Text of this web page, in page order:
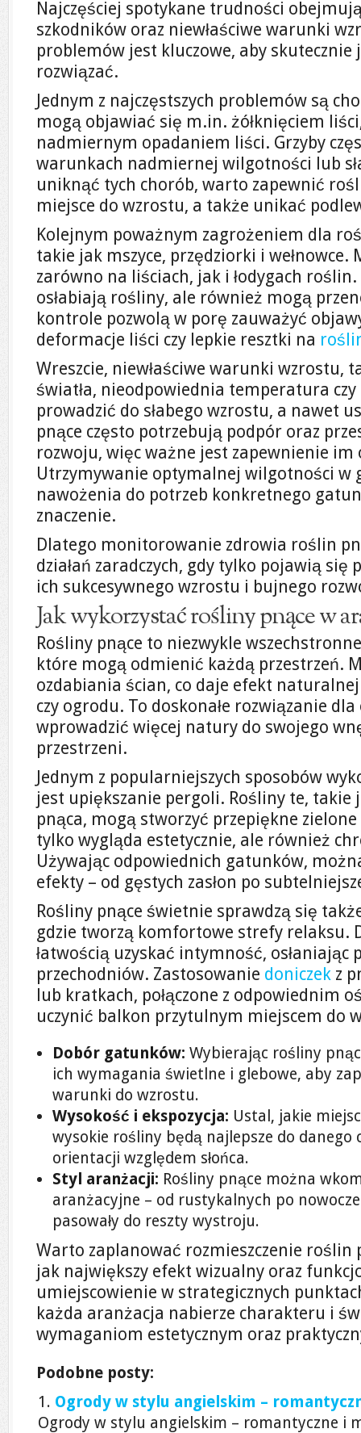
Najczęściej spotykane trudności
szkodników oraz niewłaściwe warunki
problemów jest kluczowe, aby
rozwiązać.
Jednym z najczęstszych problemów są
mogą objawiać się m.in. żółknięciem
nadmiernym opadaniem liści. Grzyby
warunkach nadmiernej wilgotności lub
uniknąć tych chorób, warto zapewnić
miejsce do wzrostu, a także unikać
Kolejnym poważnym zagrożeniem dla
takie jak mszyce, przędziorki i wełnowce.
zarówno na liściach, jak i łodygach
osłabiają rośliny, ale również mogą
kontrole pozwolą w porę zauważyć
deformacje liści czy lepkie resztki na
Wreszcie, niewłaściwe warunki wzrostu,
światła, nieodpowiednia temperatura czy
prowadzić do słabego wzrostu, a nawet
pnące często potrzebują podpór oraz
rozwoju, więc ważne jest zapewnienie
Utrzymywanie optymalnej wilgotności w
nawożenia do potrzeb konkretnego
znaczenie.
Dlatego monitorowanie zdrowia roślin
działań zaradczych, gdy tylko pojawią się
ich sukcesywnego wzrostu i bujnego
Jak wykorzystać rośliny pnące w
Rośliny pnące to niezwykle
które mogą odmienić każdą przestrzeń.
ozdabiania ścian, co daje efekt
czy ogrodu. To doskonałe rozwiązanie
wprowadzić więcej natury do swojego
przestrzeni.
Jednym z popularniejszych sposobów
jest upiększanie pergoli. Rośliny te, takie
pnąca, mogą stworzyć przepiękne
tylko wygląda estetycznie, ale również
Używając odpowiednich gatunków,
efekty – od gęstych zasłon po
Rośliny pnące świetnie sprawdzą się
gdzie tworzą komfortowe strefy relaksu.
łatwością uzyskać intymność, osłaniając
przechodniów. Zastosowanie doniczek z
lub kratkach, połączone z odpowiednim
uczynić balkon przytulnym miejscem do
Dobór gatunków: Wybierając rośliny
ich wymagania świetlne i glebowe, aby
warunki do wzrostu.
Wysokość i ekspozycja: Ustal, jakie
wysokie rośliny będą najlepsze do danego
orientacji względem słońca.
Styl aranżacji: Rośliny pnące można
aranżacyjne – od rustykalnych po
pasowały do reszty wystroju.
Warto zaplanować rozmieszczenie roślin
jak największy efekt wizualny oraz
umiejscowienie w strategicznych
każda aranżacja nabierze charakteru i
wymaganiom estetycznym oraz
Podobne posty:
Ogrody w stylu angielskim –
Ogrody w stylu angielskim – romantyczne i